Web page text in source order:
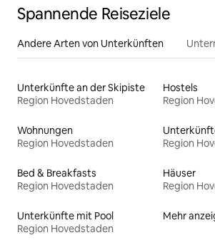
Spannende Reiseziele
Andere Arten von Unterkünften
Unterkünfte an der Skipiste
Region Hovedstaden
Hostels
Region
Wohnungen
Region Hovedstaden
Region
Bed & Breakfasts
Region Hovedstaden
Häuser
Region
Unterkünfte mit Pool
Region Hovedstaden
Mehr